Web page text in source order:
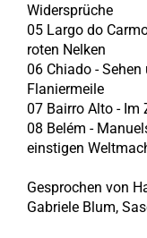
Widersprüche
05 Largo do
roten Nelken
06 Chiado -
Flaniermeile
07 Bairro Alto - Im
08 Belém -
einstigen
Gesprochen von
Gabriele Blum,